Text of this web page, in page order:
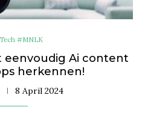
#MNLK
Ai content
herkennen!
8 April 2024